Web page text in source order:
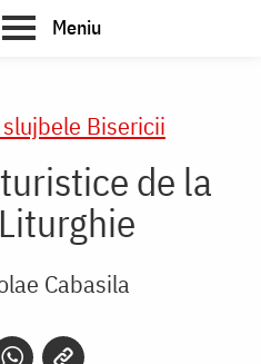
Meniu
Bisericii
de la
Cabasila